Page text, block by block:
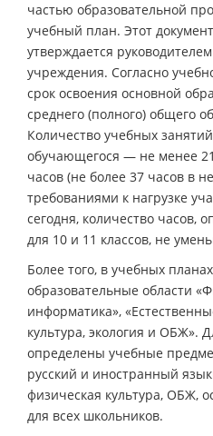
частью образовательной
учебный план. Этот
утверждается
учреждения. Согласно
срок освоения основной
среднего (полного) общего
Количество учебных
обучающегося — не менее
часов (не более 37 часов в
требованиями к нагрузке
сегодня, количество часов,
для 10 и 11 классов, не
Более того, в учебных
образовательные области
информатика»,
культура, экология и ОБЖ».
определены учебные
русский и иностранный
физическая культура, ОБЖ,
для всех школьников.